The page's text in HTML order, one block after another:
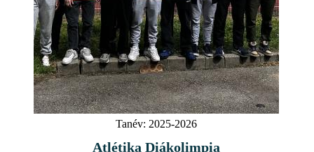
Tanév: 2025-2026
Atlétika Diákolimpia